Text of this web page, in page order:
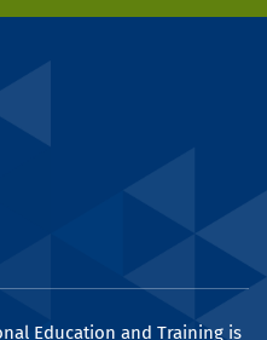
Education and Training is